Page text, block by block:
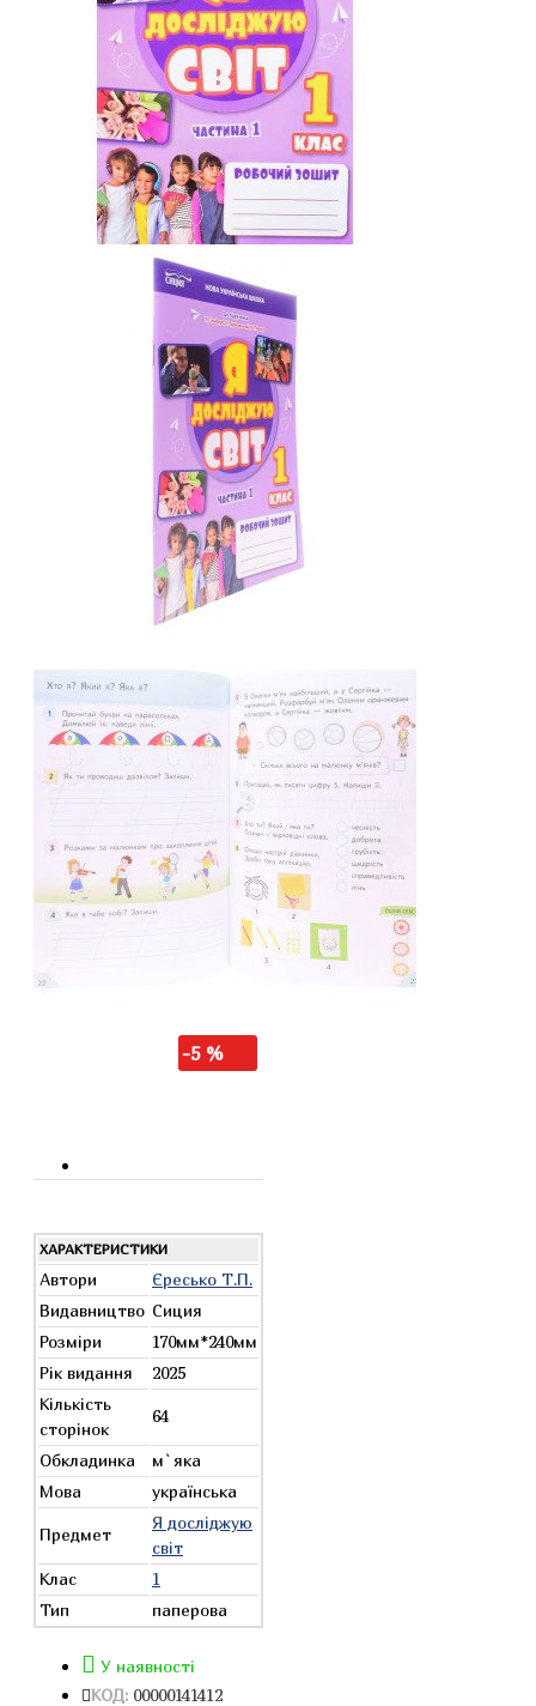
-5 %
ХАРАКТЕРИСТИКИ
Автори
Єресько Т.П.
Видавництво Сиция
Розміри
170мм*240мм
Рік видання
2025
Кількість
сторінок
64
Обкладинка
м`яка
Мова
українська
Предмет
Я досліджую
світ
Клас
1
Тип
паперова
У наявності
КОД: 00000141412